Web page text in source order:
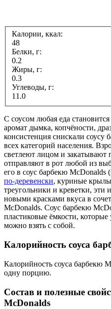
Калории, ккал:
48
Белки, г:
0.2
Жиры, г:
0.3
Углеводы, г:
11.0
С соусом любая еда
аромат дымка, копчёности,
консистенция снискали соусу
всех категорий населения.
светлеют лицом и закатывают
отправляют в рот любой из
его в соус барбекю McDonalds
по-деревенски, куриные
треугольники и креветки, эти
новыми красками вкуса в
McDonalds. Соус барбекю
пластиковые ёмкости,
можно взять с собой.
Калорийность соуса
Калорийность соуса барбекю
одну порцию.
Состав и полезные
McDonalds